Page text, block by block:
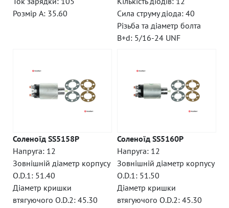
Розмір A: 35.60
Сила струму діода: 40
Різьба та діаметр болта
B+d: 5/16-24 UNF
Соленоїд SS5158P
Напруга: 12
Зовнішній діаметр корпусу
O.D.1: 51.40
Діаметр кришки
втягуючого O.D.2: 45.30
Соленоїд SS5160P
Напруга: 12
Зовнішній діаметр корпусу
O.D.1: 51.50
Діаметр кришки
втягуючого O.D.2: 45.30